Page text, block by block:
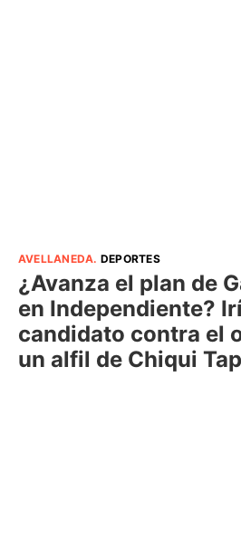
AVELLANEDA. DEPORTES
¿Avanza el plan de
en Independiente?
candidato contra el
un alfil de Chiqui